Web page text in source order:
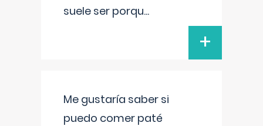
suele ser porqu...
+
Me gustaría saber si
puedo comer paté